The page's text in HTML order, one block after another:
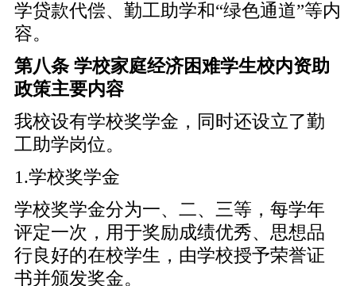
学贷款代偿、勤工助学和“绿色通道”等内
容。
第八条 学校家庭经济困难学生校内资助
政策主要内容
我校设有学校奖学金，同时还设立了勤
工助学岗位。
1.学校奖学金
学校奖学金分为一、二、三等，每学年
评定一次，用于奖励成绩优秀、思想品
行良好的在校学生，由学校授予荣誉证
书并颁发奖金。